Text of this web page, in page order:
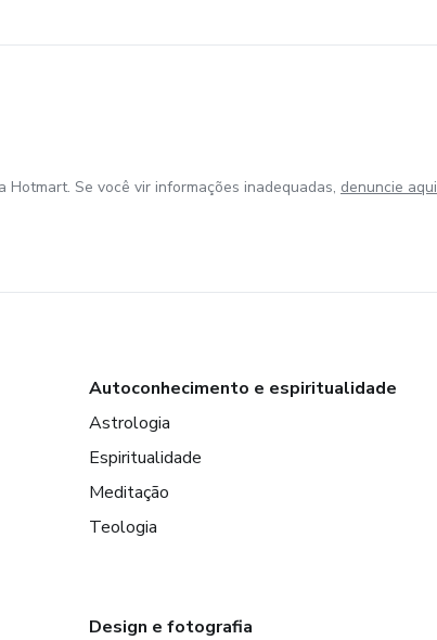
Se você vir informações inadequadas, denuncie aqui
Autoconhecimento e espiritualidade
Astrologia
Espiritualidade
Meditação
Teologia
Design e fotografia